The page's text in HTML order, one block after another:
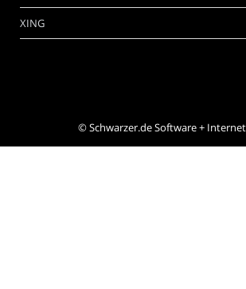
XING
©Schwarzer.de Software +